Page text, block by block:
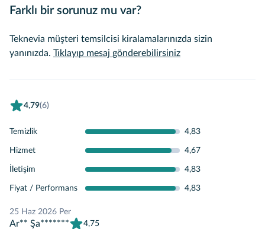
Farklı bir sorunuz mu var?
Teknevia müşteri temsilcisi kiralamalarınızda sizin
yanınızda. Tıklayıp mesaj gönderebilirsiniz
4,79(6)
Temizlik 4,83
Hizmet 4,67
İletişim 4,83
Fiyat / Performans 4,83
Ar** Şa******* 4,75
25 Haz 2026 Per